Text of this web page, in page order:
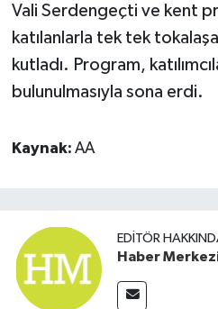
Vali Serdengeçti ve kent
katılanlarla tek tek
kutladı. Program,
bulunulmasıyla sona erdi.
Kaynak: AA
EDITÖR
Haber